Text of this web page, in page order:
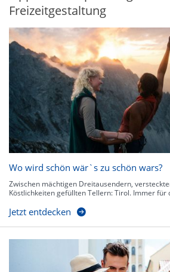
Freizeitgestaltung
Wo wird schön wär`s zu schön wars?
Zwischen mächtigen Dreitausendern,
Köstlichkeiten gefüllten Tellern: Tirol. Immer für
Jetzt entdecken